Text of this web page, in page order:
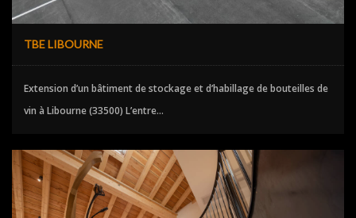
TBE LIBOURNE
Extension d’un bâtiment de stockage et d’habillage de bouteilles de
vin à Libourne (33500) L’entre...